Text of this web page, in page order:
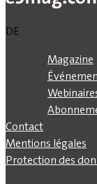
DE
Magazine
Contact
Mentions légales
Protection des